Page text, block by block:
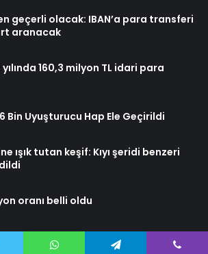
geçerli olacak: IBAN’a para transferi
aranacak
yılında 160,3 milyon TL idari para
Bin Uyuşturucu Hap Ele Geçirildi
ışık tutan keşif: Kıyı şeridi benzeri
oranı belli oldu